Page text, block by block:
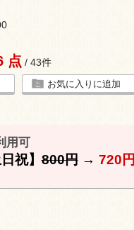
点 / 43件
お気に入りに追加
用可
祝】800円→ 720円